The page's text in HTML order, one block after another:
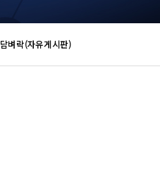
담벼락(자유게시판)